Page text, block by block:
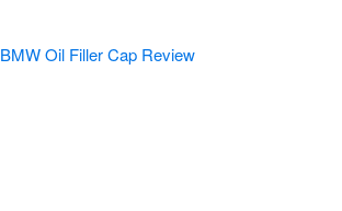
BMW Oil Filler Cap Review